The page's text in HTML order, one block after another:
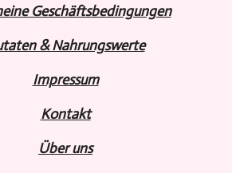
Geschäftsbedingungen
& Nahrungswerte
Impressum
Kontakt
Über uns